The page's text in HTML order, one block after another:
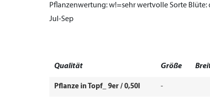
Pflanzenwertung:w!=sehr wertvolle Sorte Blüte:
Jul-Sep
Qualität Größe
Pflanze in Topf_ 9er / 0,50l -